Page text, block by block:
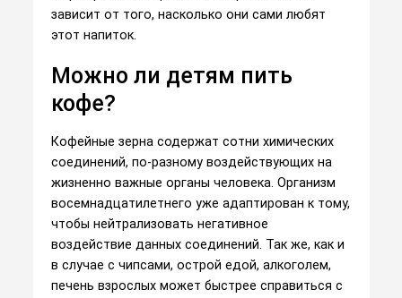
зависит от того, насколько они сами любят
этот напиток.
Можно ли детям пить
кофе?
Кофейные зерна содержат сотни химических
соединений, по-разному воздействующих на
жизненно важные органы человека. Организм
восемнадцатилетнего уже адаптирован к тому,
чтобы нейтрализовать негативное
воздействие данных соединений. Так же, как и
в случае с чипсами, острой едой, алкоголем,
печень взрослых может быстрее справиться с